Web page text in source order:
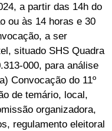
a partir das 14h do
ou às 14 horas e 30
a ser
situado SHS Quadra
000, para análise
Convocação do 11º
de temário, local,
organizadora,
regulamento eleitoral